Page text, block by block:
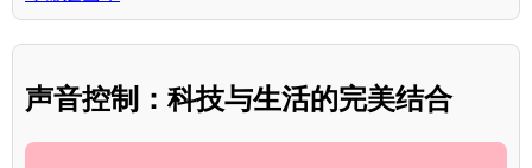
声音控制：科技与生活的完美结合